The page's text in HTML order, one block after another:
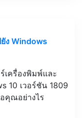
ง Windows
เครื่องพิมพ์และ
10 เวอร์ชัน 1809
คุณอย่างไร